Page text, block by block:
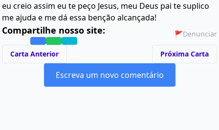
eu creio assim eu te peço Jesus, meu Deus pai te suplico
me ajuda e me dá essa benção alcançada!
Compartilhe nosso site: 🚩Denunciar
Carta Anterior Próxima Carta
Escreva um novo comentário